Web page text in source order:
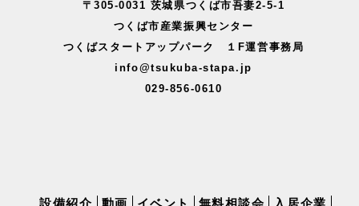
〒305-0031 茨城県つくば市吾妻2-5-1
つくば市産業振興センター
つくばスタートアップパーク １F運営事務局
info@tsukuba-stapa.jp
029-856-0610
設備紹介 動画 イベント 無料相談会
入居企業